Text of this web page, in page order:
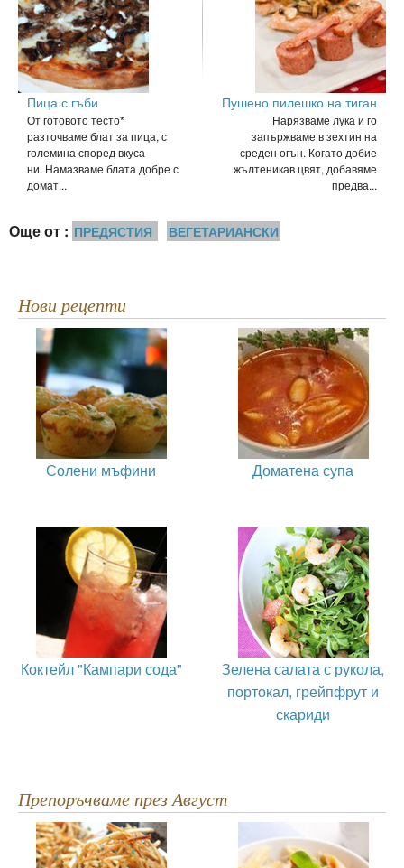
Пица с гъби
От готовото тесто*
разточваме блат за пица, с
големина според вкуса
ни. Намазваме блата добре с
домат...
Пушено пилешко на тиган
Нарязваме лука и го
запържваме в зехтин на
среден огън. Когато добие
жълтеникав цвят, добавяме
предва...
Още от : ПРЕДЯСТИЯ ВЕГЕТАРИАНСКИ
Нови рецепти
Солени мъфини Доматена супа
Коктейл "Кампари сода"
Зелена салата с рукола,
портокал, грейпфрут и
скариди
Препоръчваме през Август